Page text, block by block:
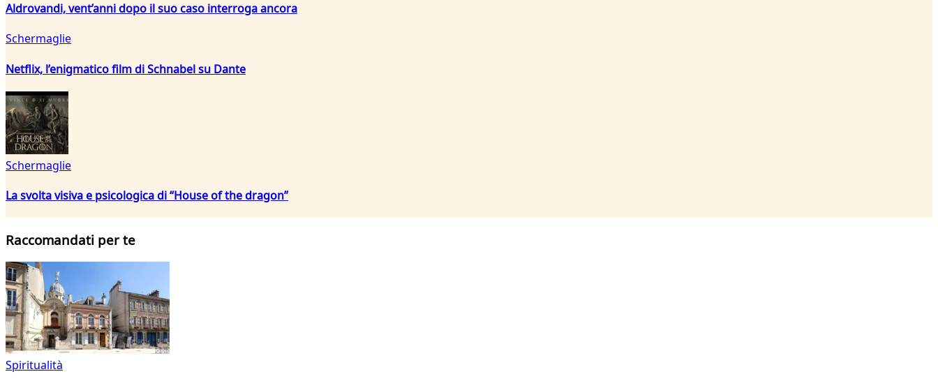
Aldrovandi, vent’anni dopo il suo caso interroga ancora
Schermaglie
Netflix, l’enigmatico film di Schnabel su Dante
Schermaglie
La svolta visiva e psicologica di “House of the dragon”
Raccomandati per te
Spiritualità